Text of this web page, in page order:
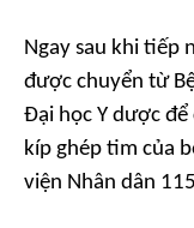
Ngay sau khi tiếp
được chuyển từ
Đại học Y dược
kíp ghép tim của
viện Nhân dân